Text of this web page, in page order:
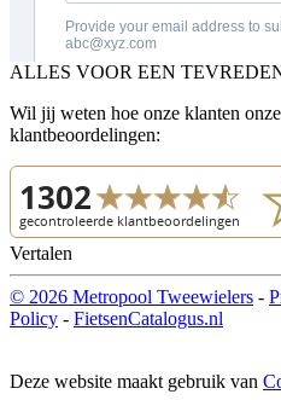
ALLES VOOR EEN
Wil jij weten hoe onze klanten
klantbeoordelingen:
Vertalen
© 2026 Metropool Tweewielers -
Policy - FietsenCatalogus.nl
Deze website maakt gebruik van